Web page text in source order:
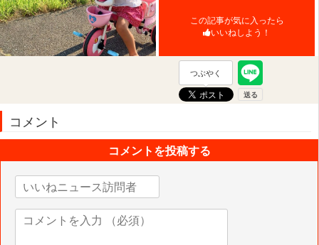
この記事が気に入ったら
いいねしよう！
つぶやく
コメント
コメントを投稿する